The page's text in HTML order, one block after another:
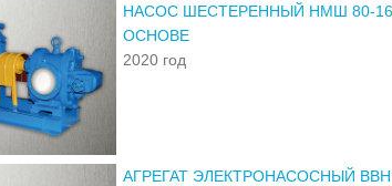
НАСОС ШЕСТЕРЕННЫЙ НМШ 80-
ОСНОВЕ
2020 год
АГРЕГАТ ЭЛЕКТРОНАСОСНЫЙ ВВН